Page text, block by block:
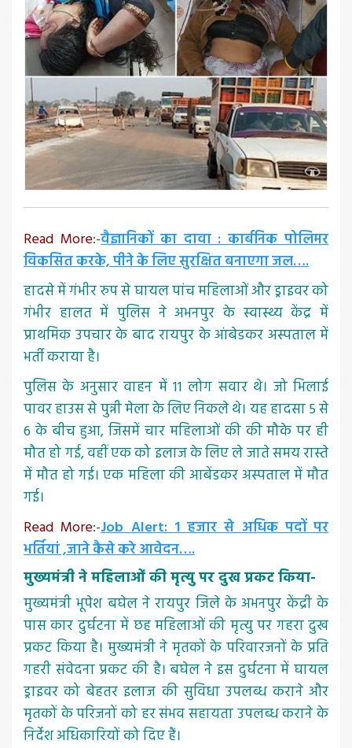
Read More:-वैज्ञानिकों का दावा : कार्बनिक पोलिमर
विकसित करके, पीने के लिए सुरक्षित बनाएगा जल….
हादसे में गंभीर रुप से घायल पांच महिलाओं और ड्राइवर को
गंभीर हालत में पुलिस ने अभनपुर के स्वास्थ्य केंद्र में
प्राथमिक उपचार के बाद रायपुर के आंबेडकर अस्पताल में
भर्ती कराया है।
पुलिस के अनुसार वाहन में 11 लोग सवार थे। जो भिलाई
पावर हाउस से पुन्नी मेला के लिए निकले थे। यह हादसा 5 से
6 के बीच हुआ, जिसमें चार महिलाओं की की मौके पर ही
मौत हो गई, वहीं एक को इलाज के लिए ले जाते समय रास्ते
में मौत हो गई। एक महिला की आबेंडकर अस्पताल में मौत
गई।
Read More:-Job Alert: 1 हजार से अधिक पदों पर
भर्तियां ,जाने कैसे करे आवेदन….
मुख्यमंत्री ने महिलाओं की मृत्यु पर दुख प्रकट किया-
मुख्यमंत्री भूपेश बघेल ने रायपुर जिले के अभनपुर केंद्री के
पास कार दुर्घटना में छह महिलाओं की मृत्यु पर गहरा दुख
प्रकट किया है। मुख्यमंत्री ने मृतकों के परिवारजनों के प्रति
गहरी संवेदना प्रकट की है। बघेल ने इस दुर्घटना में घायल
ड्राइवर को बेहतर इलाज की सुविधा उपलब्ध कराने और
मृतकों के परिजनों को हर संभव सहायता उपलब्ध कराने के
निर्देश अधिकारियों को दिए हैं।